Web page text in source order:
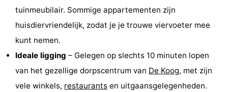
Vakantiehuizen
tuinmeubilair. Sommige appartementen zijn
huisdiervriendelijk, zodat je je trouwe viervoeter mee
kunt nemen.
Ideale ligging – Gelegen op slechts 10 minuten lopen
van het gezellige dorpscentrum van De Koog, met zijn
vele winkels, restaurants en uitgaansgelegenheden.